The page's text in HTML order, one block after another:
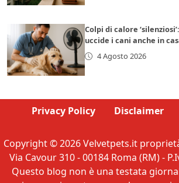
Colpi di calore
uccide i cani anche in
4 Agosto 2026
Privacy Policy Disclaimer
Copyright © 2026 Velvetpets.it
Via Cavour 310 - 00184 Roma (RM) -
Questo blog non è una testata